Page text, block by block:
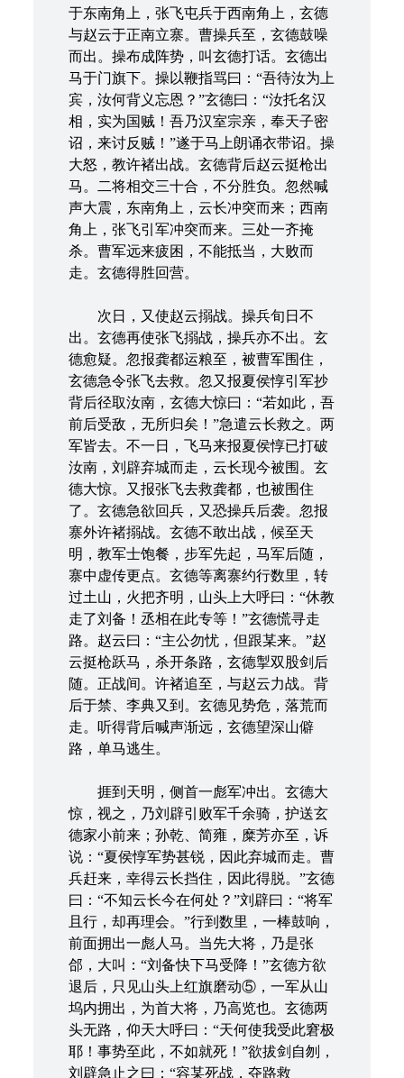
于东南角上，张飞屯兵于西南角上，玄德
与赵云于正南立寨。曹操兵至，玄德鼓噪
而出。操布成阵势，叫玄德打话。玄德出
马于门旗下。操以鞭指骂曰：“吾待汝为上
宾，汝何背义忘恩？”玄德曰：“汝托名汉
相，实为国贼！吾乃汉室宗亲，奉天子密
诏，来讨反贼！”遂于马上朗诵衣带诏。操
大怒，教许褚出战。玄德背后赵云挺枪出
马。二将相交三十合，不分胜负。忽然喊
声大震，东南角上，云长冲突而来；西南
角上，张飞引军冲突而来。三处一齐掩
杀。曹军远来疲困，不能抵当，大败而
走。玄德得胜回营。
次日，又使赵云搦战。操兵旬日不
出。玄德再使张飞搦战，操兵亦不出。玄
德愈疑。忽报龚都运粮至，被曹军围住，
玄德急令张飞去救。忽又报夏侯惇引军抄
背后径取汝南，玄德大惊曰：“若如此，吾
前后受敌，无所归矣！”急遣云长救之。两
军皆去。不一日，飞马来报夏侯惇已打破
汝南，刘辟弃城而走，云长现今被围。玄
德大惊。又报张飞去救龚都，也被围住
了。玄德急欲回兵，又恐操兵后袭。忽报
寨外许褚搦战。玄德不敢出战，候至天
明，教军士饱餐，步军先起，马军后随，
寨中虚传更点。玄德等离寨约行数里，转
过土山，火把齐明，山头上大呼曰：“休教
走了刘备！丞相在此专等！”玄德慌寻走
路。赵云曰：“主公勿忧，但跟某来。”赵
云挺枪跃马，杀开条路，玄德掣双股剑后
随。正战间。许褚追至，与赵云力战。背
后于禁、李典又到。玄德见势危，落荒而
走。听得背后喊声渐远，玄德望深山僻
路，单马逃生。
捱到天明，侧首一彪军冲出。玄德大
惊，视之，乃刘辟引败军千余骑，护送玄
德家小前来；孙乾、简雍，糜芳亦至，诉
说：“夏侯惇军势甚锐，因此弃城而走。曹
兵赶来，幸得云长挡住，因此得脱。”玄德
曰：“不知云长今在何处？”刘辟曰：“将军
且行，却再理会。”行到数里，一棒鼓响，
前面拥出一彪人马。当先大将，乃是张
郃，大叫：“刘备快下马受降！”玄德方欲
退后，只见山头上红旗磨动⑤，一军从山
坞内拥出，为首大将，乃高览也。玄德两
头无路，仰天大呼曰：“天何使我受此窘极
耶！事势至此，不如就死！”欲拔剑自刎，
刘辟急止之曰：“容某死战，夺路救